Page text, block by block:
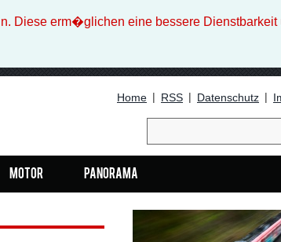
Diese erm�glichen eine bessere Dienstbarkeit
Home | RSS | Datenschutz |
Motor Panorama